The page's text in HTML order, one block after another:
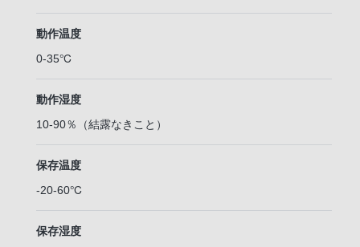
動作温度
0-35℃
動作湿度
10-90％（結露なきこと）
保存温度
-20-60℃
保存湿度